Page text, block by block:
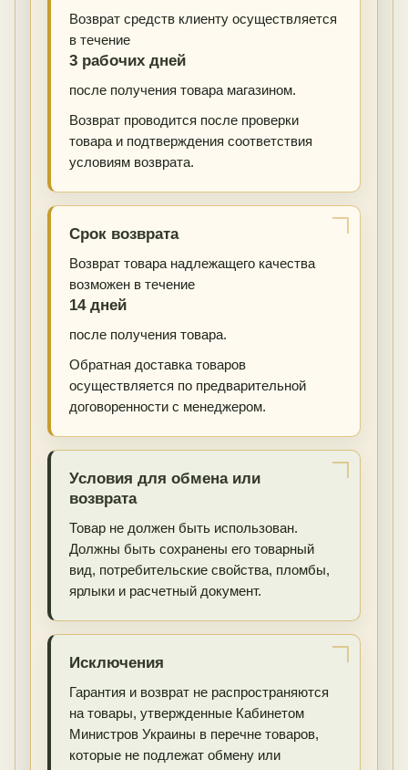
Возврат средств клиенту осуществляется
в течение
3 рабочих дней
после получения товара магазином.
Возврат проводится после проверки
товара и подтверждения соответствия
условиям возврата.
Срок возврата
Возврат товара надлежащего качества
возможен в течение
14 дней
после получения товара.
Обратная доставка товаров
осуществляется по предварительной
договоренности с менеджером.
Условия для обмена или
возврата
Товар не должен быть использован.
Должны быть сохранены его товарный
вид, потребительские свойства, пломбы,
ярлыки и расчетный документ.
Исключения
Гарантия и возврат не распространяются
на товары, утвержденные Кабинетом
Министров Украины в перечне товаров,
которые не подлежат обмену или